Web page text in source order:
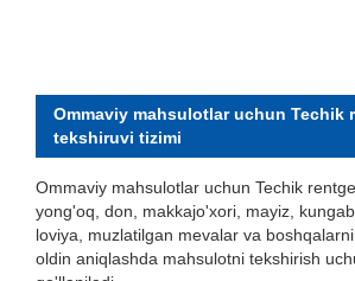
Ommaviy mahsulotlar uchun Techik
tekshiruvi tizimi
Ommaviy mahsulotlar uchun Techik
yong'oq, don, makkajo'xori, mayiz,
loviya, muzlatilgan mevalar va
oldin aniqlashda mahsulotni tekshirish